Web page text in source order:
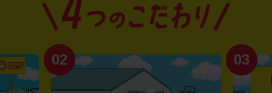
02 03